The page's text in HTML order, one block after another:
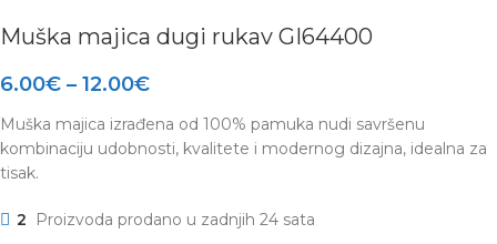
Muška majica dugi rukav GI64400
6.00€ – 12.00€
Muška majica izrađena od 100% pamuka nudi savršenu
kombinaciju udobnosti, kvalitete i modernog dizajna, idealna za
tisak.
2 Proizvoda prodano u zadnjih 24 sata